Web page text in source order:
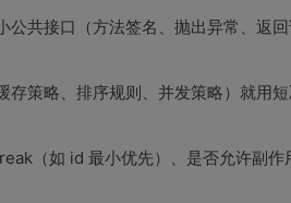
共接口（方法签名、抛出异常、返
策略、排序规则、并发策略）就用
（如 id 最小优先）、是否允许副